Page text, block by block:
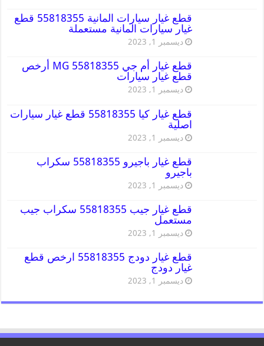
قطع غيار سيارات المانية 55818355 قطع
غيار سيارات المانية مستعملة
ديسمبر 1, 2023
قطع غيار أم جي MG 55818355 أرخص
قطع غيار سيارات
ديسمبر 1, 2023
قطع غيار كيا 55818355 قطع غيار سيارات
اصلية
ديسمبر 1, 2023
قطع غيار باجيرو 55818355 سكراب
باجيرو
ديسمبر 1, 2023
قطع غيار جيب 55818355 سكراب جيب
مستعمل
ديسمبر 1, 2023
قطع غيار دودج 55818355 ارخص قطع
غيار دودج
ديسمبر 1, 2023